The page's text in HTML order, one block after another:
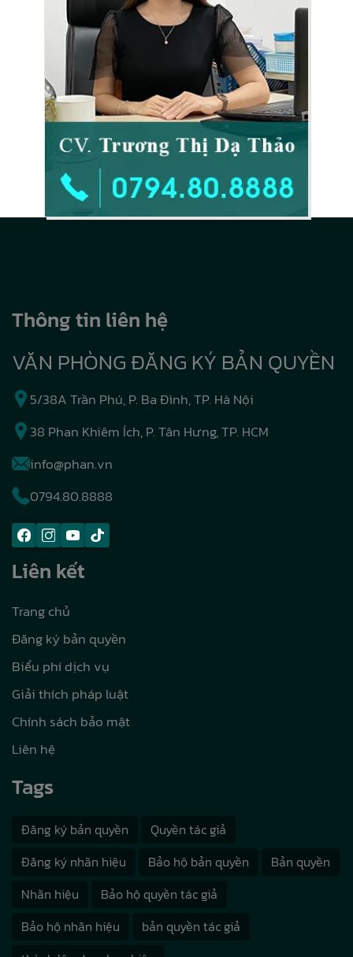
Thông tin liên hệ
VĂN PHÒNG ĐĂNG KÝ BẢN QUYỀN
5/38A Trần Phú, P. Ba Đình, TP. Hà Nội
38 Phan Khiêm Ích, P. Tân Hưng, TP. HCM
info@phan.vn
0794.80.8888
Liên kết
Trang chủ
Đăng ký bản quyền
Biểu phí dịch vụ
Giải thích pháp luật
Chính sách bảo mật
Liên hệ
Tags
Đăng ký bản quyền
Quyền tác giả
Đăng ký nhãn hiệu
Bảo hộ bản quyền
Bản quyền
Nhãn hiệu
Bảo hộ quyền tác giả
Bảo hộ nhãn hiệu
bản quyền tác giả